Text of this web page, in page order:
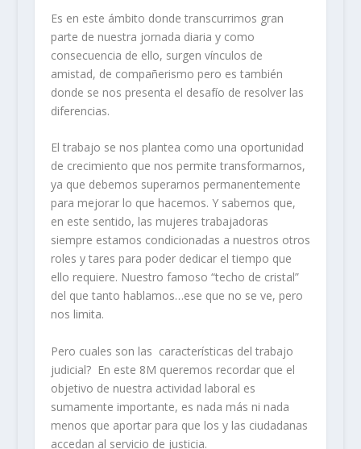
Es en este ámbito donde transcurrimos gran
parte de nuestra jornada diaria y como
consecuencia de ello, surgen vínculos de
amistad, de compañerismo pero es también
donde se nos presenta el desafío de resolver las
diferencias.
El trabajo se nos plantea como una oportunidad
de crecimiento que nos permite transformarnos,
ya que debemos superarnos permanentemente
para mejorar lo que hacemos. Y sabemos que,
en este sentido, las mujeres trabajadoras
siempre estamos condicionadas a nuestros otros
roles y tares para poder dedicar el tiempo que
ello requiere. Nuestro famoso “techo de cristal”
del que tanto hablamos…ese que no se ve, pero
nos limita.
Pero cuales son las características del trabajo
judicial? En este 8M queremos recordar que el
objetivo de nuestra actividad laboral es
sumamente importante, es nada más ni nada
menos que aportar para que los y las ciudadanas
accedan al servicio de justicia.